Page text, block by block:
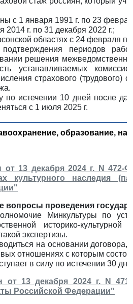
с 1 января 1991 г. по 23
г. по 31 декабря 2022 г.;
областях с 24 февраля по
периодов
решения
устанавливаемых
страхового
по истечении 10 дней после
с 1 июля 2025 г.
образование,
от 13 декабря 2024 г. N
культурного наследия
вопросы проведения
Минкультуры по
историко-
экспертизы.
на основании
отношениях с которым
в силу по истечении 30
от 13 декабря 2024 г. N
Российской Федерации"